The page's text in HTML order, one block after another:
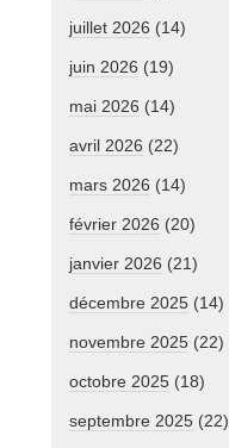
juillet 2026 (14)
juin 2026 (19)
mai 2026 (14)
avril 2026 (22)
mars 2026 (14)
février 2026 (20)
janvier 2026 (21)
décembre 2025 (14)
novembre 2025 (22)
octobre 2025 (18)
septembre 2025 (22)